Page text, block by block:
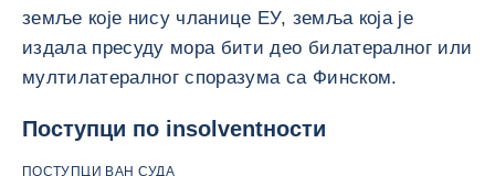
земље које нису чланице ЕУ, земља која је
издала пресуду мора бити део билатералног или
мултилатералног споразума са Финском.
Поступци по insolventности
ПОСТУПЦИ ВАН СУДА